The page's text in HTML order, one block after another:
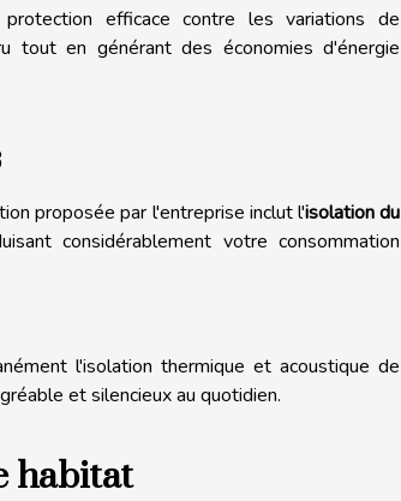
efficace contre les variations de
tout en générant des économies d'énergie
proposée par l'entreprise inclut l'isolation du
considérablement votre consommation
l'isolation thermique et acoustique de
et silencieux au quotidien.
habitat